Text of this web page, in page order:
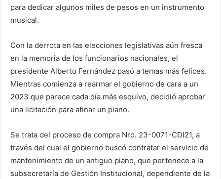
para dedicar algunos miles de pesos en un instrumento
musical.
Con la derrota en las elecciones legislativas aún fresca
en la memoria de los funcionarios nacionales, el
presidente Alberto Fernández pasó a temas más felices.
Mientras comienza a rearmar el gobierno de cara a un
2023 que parece cada día más esquivo, decidió aprobar
una licitación para afinar un piano.
Se trata del proceso de compra Nro. 23-0071-CDI21, a
través del cual el gobierno buscó contratar el servicio de
mantenimiento de un antiguo piano, que pertenece a la
subsecretaría de Gestión Institucional, dependiente de la